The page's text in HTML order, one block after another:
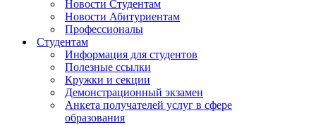
Новости Студентам
Новости Абитуриентам
Профессионалы
Студентам
Информация для студентов
Полезные ссылки
Кружки и секции
Демонстрационный экзамен
Анкета получателей услуг в сфере
образования